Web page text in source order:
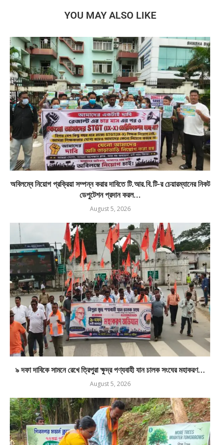
YOU MAY ALSO LIKE
অবিলম্বে নিয়োগ প্রক্রিয়া সম্পন্ন করার দাবিতে টি.আর.বি.টি-র চেয়ারম্যানের নিকট
ডেপুটেশন প্রদান করল...
August 5, 2026
৯ দফা দাবিকে সামনে রেখে ত্রিপুরা ক্ষুদ্র পণ্যবাহী যান চালক সংঘের মহাকরণ...
August 5, 2026